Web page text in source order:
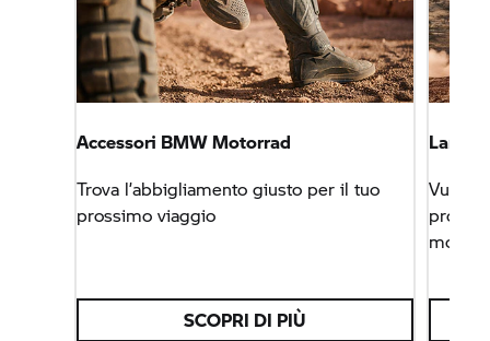
Accessori BMW Motorrad
Trova l’abbigliamento giusto per il tuo
prossimo viaggio
SCOPRI DI PIÙ
Vuoi